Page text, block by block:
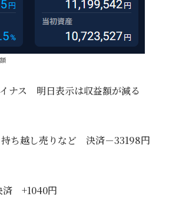
ナス 明日表示は収益額が減る
ち越し売りなど 決済－33198円
+1040円